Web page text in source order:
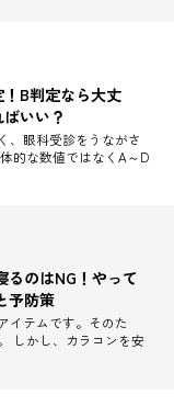
B判定なら大丈
いい？
、眼科受診をうながさ
的な数値ではなくA～D
るのはNG！やって
予防策
イテムです。そのた
しかし、カラコンを安